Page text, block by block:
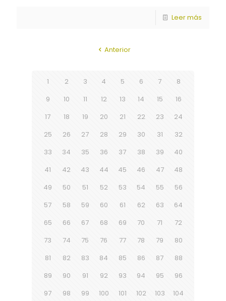
Leer más
Anterior
1 2 3 4 5 6 7
8
9
10 11 12 13 14 15
16
17
18 19 20 21 22 23
24
25
26 27 28 29 30 31
32
33
34 35 36 37 38 39
40
41
42 43 44 45 46 47
48
49
50 51 52 53 54 55
56
57
58 59 60 61 62 63
64
65
66 67 68 69 70 71
72
73
74 75 76 77 78 79
80
81
82 83 84 85 86 87
88
89
90 91 92 93 94 95
96
97
98 99 100 101 102 103
104